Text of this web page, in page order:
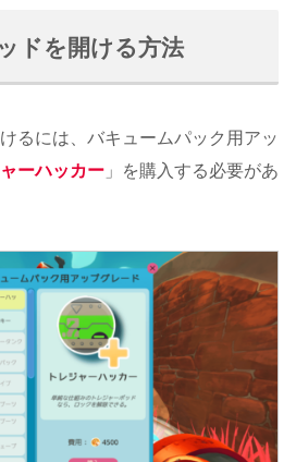
ドを開ける方法
るには、バキュームパック用アッ
ャーハッカー 」を購入する必要があ